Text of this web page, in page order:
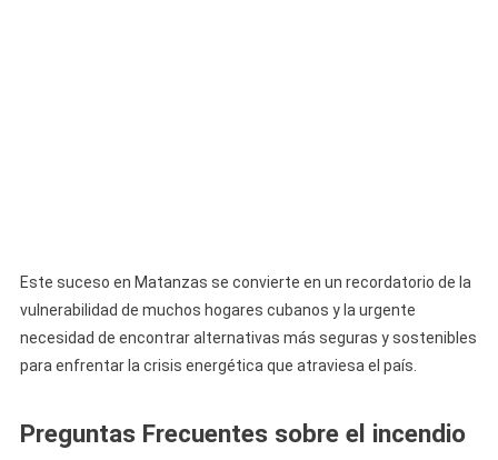
Este suceso en Matanzas se convierte en un recordatorio de la
vulnerabilidad de muchos hogares cubanos y la urgente
necesidad de encontrar alternativas más seguras y sostenibles
para enfrentar la crisis energética que atraviesa el país.
Preguntas Frecuentes sobre el incendio